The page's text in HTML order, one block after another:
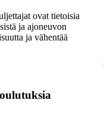
ovat tietoisia
ja ajoneuvon
ja vähentää